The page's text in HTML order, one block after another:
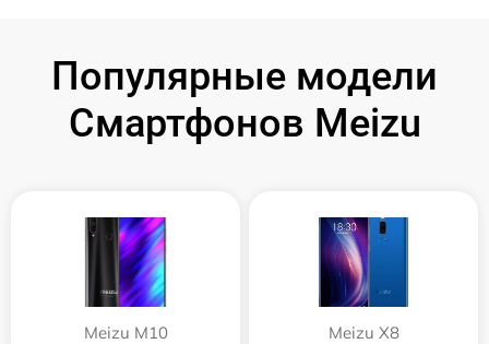
Популярные модели
Смартфонов Meizu
Meizu M10 Meizu X8